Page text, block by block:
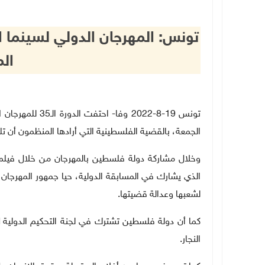
تونس: المهرجان الدولي
تونس 19-8-2022
الجمعة، بالقضية الفلسطينية التي أرادها
وخلال مشاركة دولة فلسطين بالمهرجان من خلال فيلم
الذي يشارك في المسابقة الدولية، حيا جمهور
لشعبها وعدالة قضيتها.
كما أن دولة فلسطين تشترك في لجنة التحكيم
النجار.